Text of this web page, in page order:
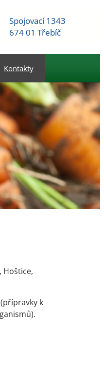
Spojovací 1343
674 01 Třebíč
Kontakty
Hoštice,
k